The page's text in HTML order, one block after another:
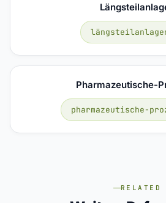
Pharmazeutische-
pharmazeutische-
RELATED